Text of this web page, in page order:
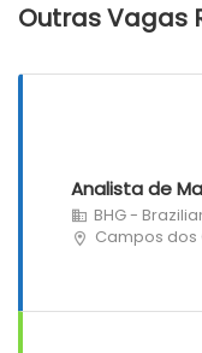
Outras Vagas
Analista de
BHG -
Campos dos